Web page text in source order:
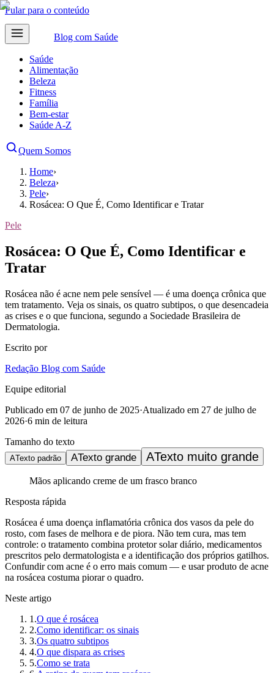
Pular para o conteúdo
Blog com Saúde
Saúde
Alimentação
Beleza
Fitness
Família
Bem-estar
Saúde A-Z
Quem Somos
Home›
Beleza›
Pele›
Rosácea: O Que É, Como Identificar e Tratar
Pele
Rosácea: O Que É, Como Identificar e
Tratar
Rosácea não é acne nem pele sensível — é uma doença crônica que
tem tratamento. Veja os sinais, os quatro subtipos, o que desencadeia
as crises e o que funciona, segundo a Sociedade Brasileira de
Dermatologia.
Escrito por
Redação Blog com Saúde
Equipe editorial
Publicado em 07 de junho de 2025·Atualizado em 27 de julho de
2026·6 min de leitura
Tamanho do texto
ATexto padrão ATexto grande ATexto muito grande
Mãos aplicando creme de um frasco branco
Resposta rápida
Rosácea é uma doença inflamatória crônica dos vasos da pele do
rosto, com fases de melhora e de piora. Não tem cura, mas tem
controle: o tratamento combina protetor solar diário, medicamentos
prescritos pelo dermatologista e a identificação dos próprios gatilhos.
Confundir com acne é o erro mais comum — e usar produto de acne
na rosácea costuma piorar o quadro.
Neste artigo
1 .O que é rosácea
2.Como identificar: os sinais
3.Os quatro subtipos
4.O que dispara as crises
5.Como se trata